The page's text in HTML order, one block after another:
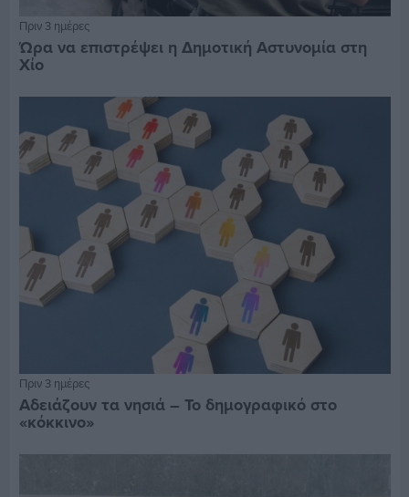
Πριν 3 ημέρες
Ώρα να επιστρέψει η Δημοτική Αστυνομία στη
Χίο
Πριν 3 ημέρες
Αδειάζουν τα νησιά – Το δημογραφικό στο
«κόκκινο»